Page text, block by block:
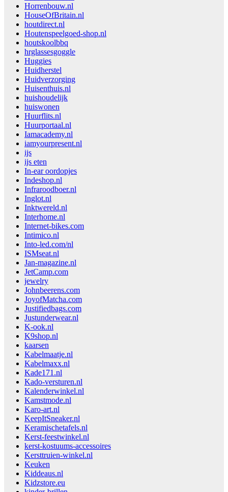
Horrenbouw.nl
HouseOfBritain.nl
houtdirect.nl
Houtenspeelgoed-shop.nl
houtskoolbbq
hrglassesgoggle
Huggies
Huidherstel
Huidverzorging
Huisenthuis.nl
huishoudelijk
huiswonen
Huurflits.nl
Huurportaal.nl
Iamacademy.nl
iamyourpresent.nl
ijs
ijs eten
In-ear oordopjes
Indeshop.nl
Infraroodboer.nl
Inglot.nl
Inktwereld.nl
Interhome.nl
Internet-bikes.com
Intimico.nl
Into-led.com/nl
ISMseat.nl
Jan-magazine.nl
JetCamp.com
jewelry
Johnbeerens.com
JoyofMatcha.com
Justifiedbags.com
Justunderwear.nl
K-ook.nl
K9shop.nl
kaarsen
Kabelmaatje.nl
Kabelmaxx.nl
Kade171.nl
Kado-versturen.nl
Kalenderwinkel.nl
Kamstmode.nl
Karo-art.nl
KeepItSneaker.nl
Keramischetafels.nl
Kerst-feestwinkel.nl
kerst-kostuums-accessoires
Kersttruien-winkel.nl
Keuken
Kiddeaus.nl
Kidzstore.eu